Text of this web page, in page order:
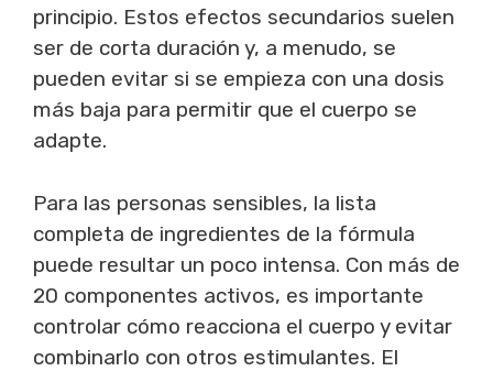
principio. Estos efectos secundarios suelen
ser de corta duración y, a menudo, se
pueden evitar si se empieza con una dosis
más baja para permitir que el cuerpo se
adapte.
Para las personas sensibles, la lista
completa de ingredientes de la fórmula
puede resultar un poco intensa. Con más de
20 componentes activos, es importante
controlar cómo reacciona el cuerpo y evitar
combinarlo con otros estimulantes. El